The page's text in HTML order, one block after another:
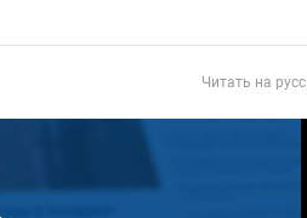
Читать на